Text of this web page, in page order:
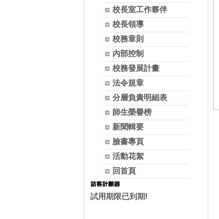
校長室工作夥伴
校長領導
校務章則
內部控制
校務發展計畫
法令規章
分層負責明細表
師生榮譽榜
新聞輯要
臉書專頁
活動花絮
回首頁
試用期限已到期!